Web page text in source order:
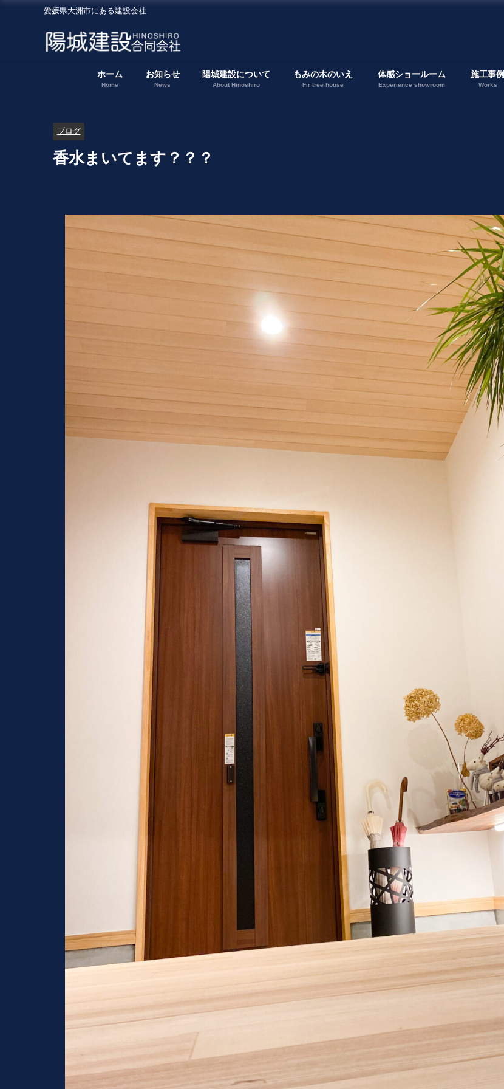
愛媛県大洲市にある建設会社
ホーム
Home
お知らせ
News
陽城建設について
About Hinoshiro
もみの木のいえ
Fir tree house
体感ショールーム
Experience showroom
施工事例
Works
ブログ
香水まいてます？？？